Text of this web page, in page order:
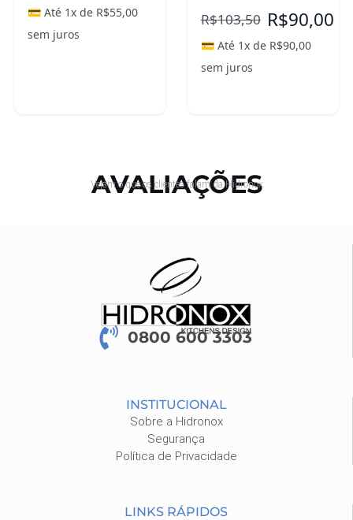
💳 Até 1x de R$55,00
sem juros
R$103,50 R$90,00
💳 Até 1x de R$90,00
sem juros
AVALIAÇÕES
Vejam o que os clientes falam da Hidronox
0800 600 3303
INSTITUCIONAL
Sobre a Hidronox
Segurança
Política de Privacidade
LINKS RÁPIDOS